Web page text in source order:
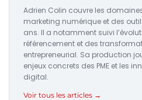
Adrien Colin couvre les
marketing numérique et des
ans. Il a notamment suivi
référencement et des
entrepreneurial. Sa production
enjeux concrets des PME et les
digital.
Voir tous les articles →